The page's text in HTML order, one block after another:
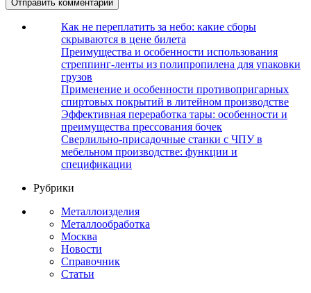
Как не переплатить за небо: какие сборы
скрываются в цене билета
Преимущества и особенности использования
стреппинг-ленты из полипропилена для упаковки
грузов
Применение и особенности противопригарных
спиртовых покрытий в литейном производстве
Эффективная переработка тары: особенности и
преимущества прессования бочек
Сверлильно-присадочные станки с ЧПУ в
мебельном производстве: функции и
спецификации
Рубрики
Металлоизделия
Металлообработка
Москва
Новости
Справочник
Статьи